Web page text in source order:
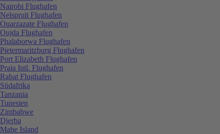
Nairobi Flughafen
Nelspruit Flughafen
Ouarzazate Flughafen
Oujda Flughafen
Phalaborwa Flughafen
Pietermaritzburg Flughafen
Port Elizabeth Flughafen
Praia Intl. Flughafen
Rabat Flughafen
Südafrika
Tanzania
Tunesien
Zimbabwe
Djerba
Mahe Island